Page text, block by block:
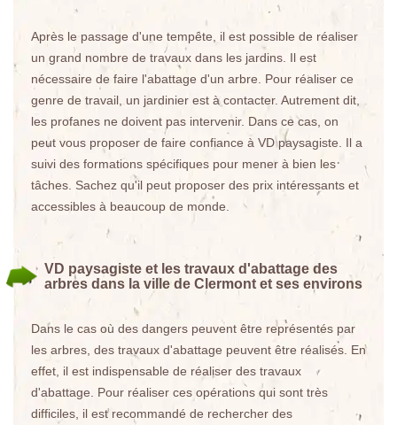
Après le passage d'une tempête, il est possible de réaliser
un grand nombre de travaux dans les jardins. Il est
nécessaire de faire l'abattage d'un arbre. Pour réaliser ce
genre de travail, un jardinier est à contacter. Autrement dit,
les profanes ne doivent pas intervenir. Dans ce cas, on
peut vous proposer de faire confiance à VD paysagiste. Il a
suivi des formations spécifiques pour mener à bien les
tâches. Sachez qu'il peut proposer des prix intéressants et
accessibles à beaucoup de monde.
VD paysagiste et les travaux d'abattage des
arbres dans la ville de Clermont et ses environs
Dans le cas où des dangers peuvent être représentés par
les arbres, des travaux d'abattage peuvent être réalisés. En
effet, il est indispensable de réaliser des travaux
d'abattage. Pour réaliser ces opérations qui sont très
difficiles, il est recommandé de rechercher des